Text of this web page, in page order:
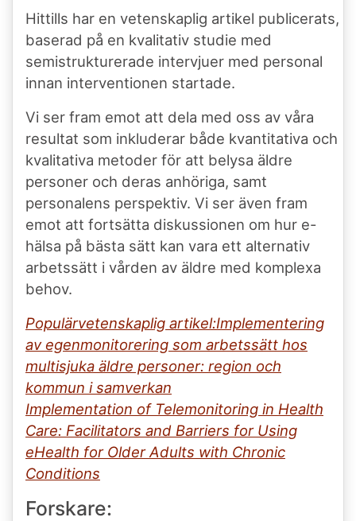
Hittills har en vetenskaplig artikel publicerats,
baserad på en kvalitativ studie med
semistrukturerade intervjuer med personal
innan interventionen startade.
Vi ser fram emot att dela med oss av våra
resultat som inkluderar både kvantitativa och
kvalitativa metoder för att belysa äldre
personer och deras anhöriga, samt
personalens perspektiv. Vi ser även fram
emot att fortsätta diskussionen om hur e-
hälsa på bästa sätt kan vara ett alternativ
arbetssätt i vården av äldre med komplexa
behov.
Populärvetenskaplig artikel:Implementering
av egenmonitorering som arbetssätt hos
multisjuka äldre personer: region och
kommun i samverkan
Implementation of Telemonitoring in Health
Care: Facilitators and Barriers for Using
eHealth for Older Adults with Chronic
Conditions
Forskare: